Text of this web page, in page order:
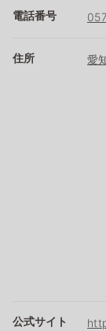
電話番号
住所 愛
公式サイト